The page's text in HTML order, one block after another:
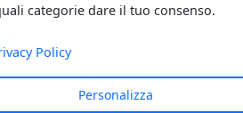
categorie dare il tuo consenso.
Policy
Personalizza